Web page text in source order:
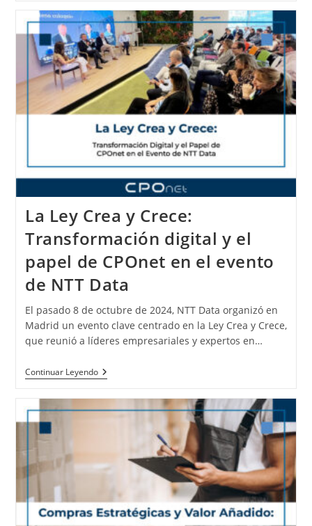
La Ley Crea y Crece:
Transformación digital y el
papel de CPOnet en el evento
de NTT Data
El pasado 8 de octubre de 2024, NTT Data organizó en
Madrid un evento clave centrado en la Ley Crea y Crece,
que reunió a líderes empresariales y expertos en…
Continuar Leyendo